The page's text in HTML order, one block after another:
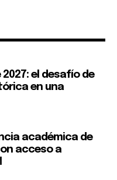
el desafío de
en una
académica de
acceso a